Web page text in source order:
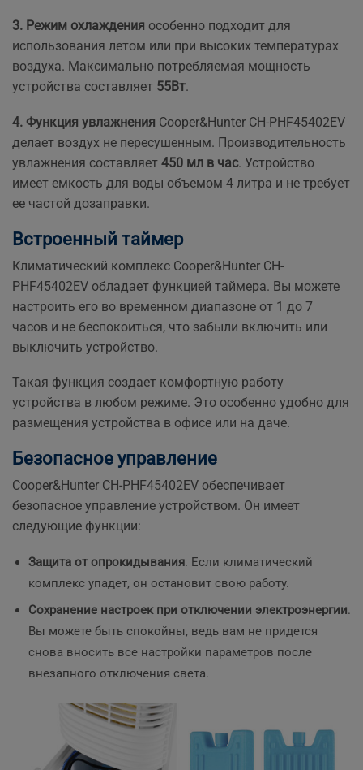
3. Режим охлаждения особенно подходит для
использования летом или при высоких температурах
воздуха. Максимально потребляемая мощность
устройства составляет 55Вт.
4. Функция увлажнения Cooper&Hunter CH-PHF45402EV
делает воздух не пересушенным. Производительность
увлажнения составляет 450 мл в час. Устройство
имеет емкость для воды объемом 4 литра и не требует
ее частой дозаправки.
Встроенный таймер
Климатический комплекс Cooper&Hunter CH-
PHF45402EV обладает функцией таймера. Вы можете
настроить его во временном диапазоне от 1 до 7
часов и не беспокоиться, что забыли включить или
выключить устройство.
Такая функция создает комфортную работу
устройства в любом режиме. Это особенно удобно для
размещения устройства в офисе или на даче.
Безопасное управление
Cooper&Hunter CH-PHF45402EV обеспечивает
безопасное управление устройством. Он имеет
следующие функции:
Защита от опрокидывания. Если климатический
комплекс упадет, он остановит свою работу.
Сохранение настроек при отключении электроэнергии.
Вы можете быть спокойны, ведь вам не придется
снова вносить все настройки параметров после
внезапного отключения света.